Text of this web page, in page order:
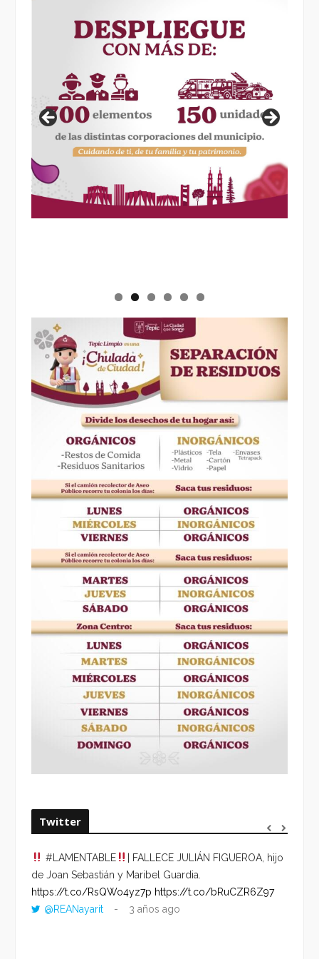
Twitter
#LAMENTABLE
| FALLECE JULIÁN FIGUEROA, hijo
de Joan Sebastián y Maribel Guardia.
https://t.co/RsQWo4yz7p https://t.co/bRuCZR6Z97
@REANayarit
3 años ago